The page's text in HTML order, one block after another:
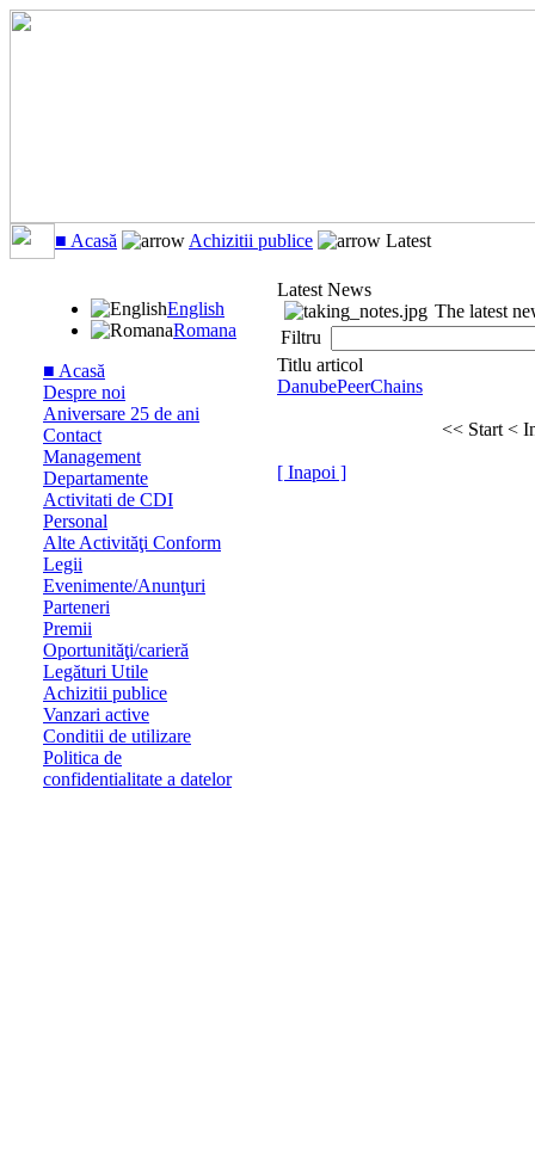
■ Acasă Achizitii publice Latest
English
Romana
■ Acasă
Despre noi
Aniversare 25 de ani
Contact
Management
Departamente
Activitati de CDI
Personal
Alte Activităţi Conform
Legii
Evenimente/Anunţuri
Parteneri
Premii
Oportunităţi/carieră
Legături Utile
Achizitii publice
Vanzari active
Conditii de utilizare
Politica de
confidentialitate a datelor
Latest News
The latest
Filtru
Titlu articol
DanubePeerChains
<< Start <
[ Inapoi ]